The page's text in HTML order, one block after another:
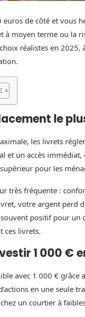
euros de côté et vous
à moyen terme ou la
réalistes en
le
les livrets
et un accès
pour les
très fréquente :
votre argent perd
positif pour
ces livrets.
1 000 €
avec 1 000 € grâce
en une seule
un courtier à